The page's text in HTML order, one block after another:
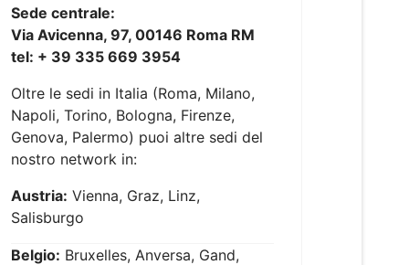
Sede centrale:
Via Avicenna, 97, 00146 Roma RM
tel: + 39 335 669 3954
Oltre le sedi in Italia (Roma, Milano,
Napoli, Torino, Bologna, Firenze,
Genova, Palermo) puoi altre sedi del
nostro network in:
Austria: Vienna, Graz, Linz,
Salisburgo
Belgio: Bruxelles, Anversa, Gand,